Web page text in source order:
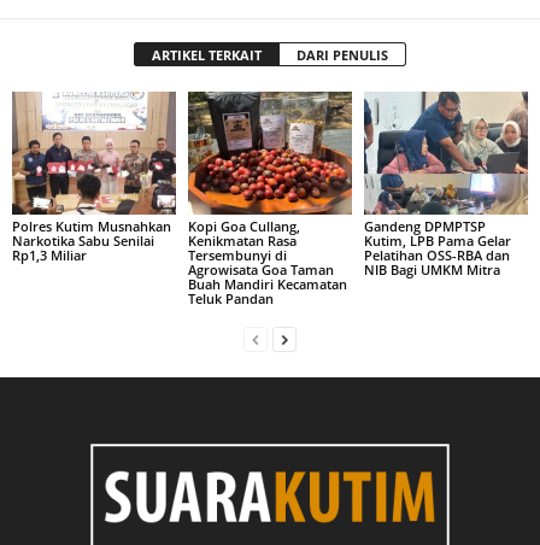
ARTIKEL TERKAIT DARI PENULIS
Polres Kutim Musnahkan
Narkotika Sabu Senilai
Rp1,3 Miliar
Kopi Goa Cullang,
Kenikmatan Rasa
Tersembunyi di
Agrowisata Goa Taman
Buah Mandiri Kecamatan
Teluk Pandan
Gandeng DPMPTSP
Kutim, LPB Pama Gelar
Pelatihan OSS-RBA dan
NIB Bagi UMKM Mitra